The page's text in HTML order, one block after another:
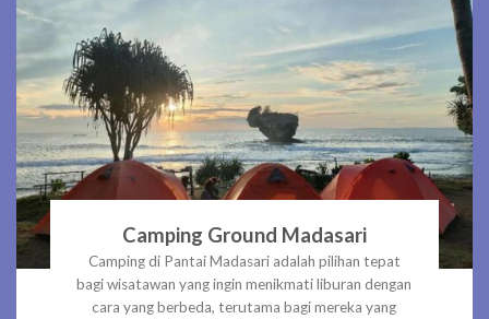
Camping Ground Madasari
Camping di Pantai Madasari adalah pilihan tepat
bagi wisatawan yang ingin menikmati liburan dengan
cara yang berbeda, terutama bagi mereka yang